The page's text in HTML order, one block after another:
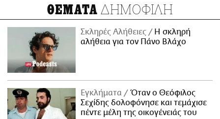
ΘΕΜΑΤΑ ΔΗΜΟΦΙΛΗ
Σκληρές Αλήθειες
H σκληρή
αλήθεια για τον Πάνο Βλάχο
Εγκλήματα
Όταν ο Θεόφιλος
Σεχίδης δολοφόνησε και τεμάχισε
πέντε μέλη της οικογένειάς του